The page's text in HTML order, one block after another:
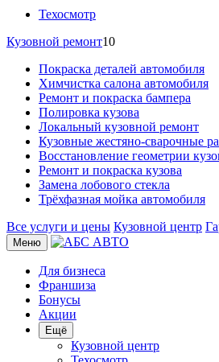
Техосмотр
Кузовной ремонт10
Покраска деталей автомобиля
Химчистка салона автомобиля
Ремонт и покраска бампера
Полировка кузова
Локальный кузовной ремонт
Кузовные жестяно-сварочные
Восстановление геометрии
Ремонт и покраска кузова
Замена лобового стекла
Трёхфазная мойка автомобиля
Все услуги и цены Кузовной центр
Меню
Для бизнеса
Франшиза
Бонусы
Акции
Ещё
Кузовной центр